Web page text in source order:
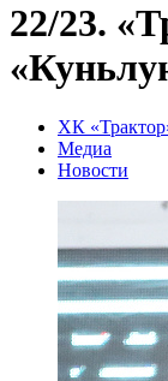
22/23.
ХК
Медиа
Новости